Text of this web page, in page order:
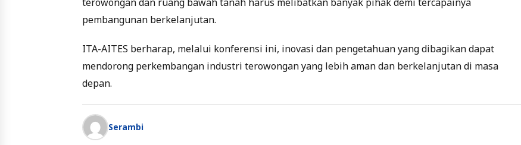
pembangunan berkelanjutan.
ITA-AITES berharap, melalui konferensi ini, inovasi dan pengetahuan yang dibagikan dapat
mendorong perkembangan industri terowongan yang lebih aman dan berkelanjutan di masa
depan.
Serambi